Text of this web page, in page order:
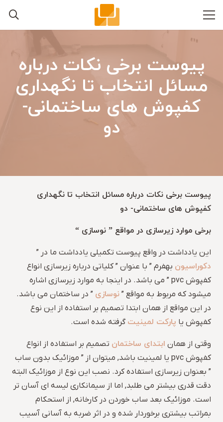
پیوست برخی نکات درباره
مسائل انتخاب تا نگهداری
کفپوش های ساختمانی-
دو
پیوست برخی نکات درباره مسائل انتخاب تا نگهداری
کفپوش های ساختمانی- دو
برخی موارد زیرسازی در مواقع ” نوسازی “
این یادداشت در واقع پیوست تکمیلی یادداشت ما در ”
دکوراسیون بهفرم ” با عنوان ” کلیاتی درباره زیرسازی انواع
کفپوش pvc ” می باشد. در اینجا به موارد زیرسازی اشاره
میشود که مربوط به مواقع ” نوسازی ” در ساختمان می باشد.
در این مواقع از همان ابتدا تصمیم بر استفاده از این نوع
کفپوش یا پارکت لمینیت گرفته شده است.
وقتی از همان ابتدای ساختمان تصمیم بر استفاده از انواع
کفپوش pvc یا لمینیت باشد, میتوان از ” موزائیک بدون ساب
” بعنوان زیرسازی استفاده کرد. نصب این نوع از موزائیک البته
دقت قدری بیشتر می طلبد, اما از سیمانکاری لیسه ای آسان تر
است. موزائیک بعد ساب خوردن در کارخانه, از استحکام
بمراتب بیشتری برخوردار شده و در اثر ضربه به آسانی آسیب